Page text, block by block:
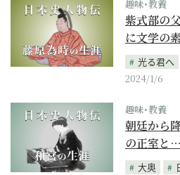
趣味･教養
紫式部の
に文学の
光る君へ
2024/1/6
趣味･教養
朝廷から
の正室と…
大奥